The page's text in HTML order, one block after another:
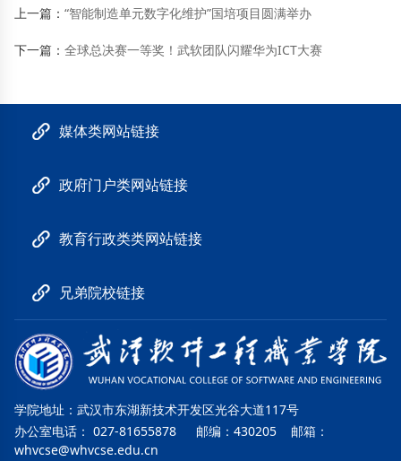
上一篇：“智能制造单元数字化维护”国培项目圆满举办
下一篇：全球总决赛一等奖！武软团队闪耀华为ICT大赛
媒体类网站链接
政府门户类网站链接
教育行政类类网站链接
兄弟院校链接
学院地址：武汉市东湖新技术开发区光谷大道117号
办公室电话： 027-81655878 邮编：430205 邮箱：
whvcse@whvcse.edu.cn